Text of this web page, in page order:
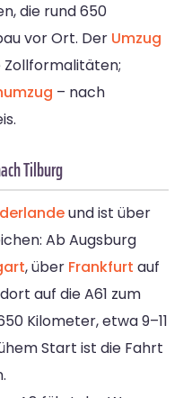
die rund 650
vor Ort. Der Umzug
Zollformalitäten;
– nach
Tilburg
und ist über
Ab Augsburg
, über Frankfurt auf
auf die A61 zum
Kilometer, etwa 9–11
Start ist die Fahrt